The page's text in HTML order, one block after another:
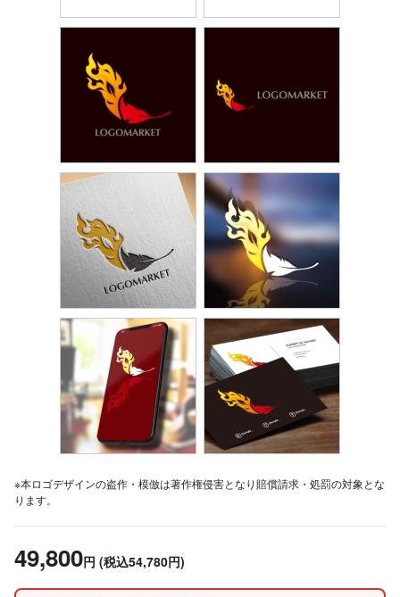
※本ロゴデザインの盗作・模倣は著作権侵害となり賠償請求・処罰の対象とな
ります。
49,800円 (税込54,780円)